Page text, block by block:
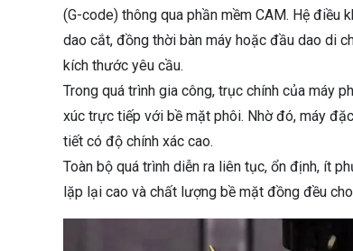
(G-code) thông qua phần mềm CAM. Hệ điều
dao cắt, đồng thời bàn máy hoặc đầu dao di
kích thước yêu cầu.
Trong quá trình gia công, trục chính của máy
xúc trực tiếp với bề mặt phôi. Nhờ đó, máy
tiết có độ chính xác cao.
Toàn bộ quá trình diễn ra liên tục, ổn định, ít
lặp lại cao và chất lượng bề mặt đồng đều